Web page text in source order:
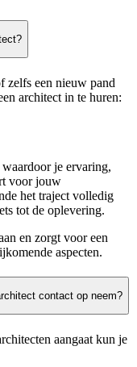
zelfs een nieuw pand
architect in te huren:
je ervaring,
voor jouw
het traject volledig
tot de oplevering.
en zorgt voor een
aspecten.
contact op neem?
aangaat kun je